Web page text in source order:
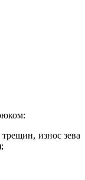
износ зева